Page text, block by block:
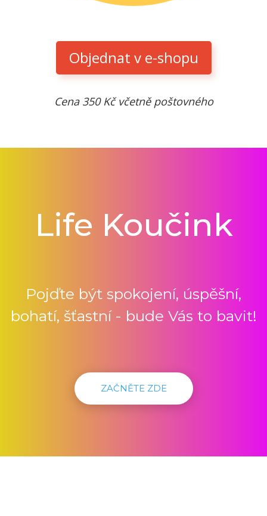
Objednat v e-shopu
Cena 350 Kč včetně poštovného
Life Koučink
Pojďte být spokojení, úspěšní,
bohatí, šťastní - bude Vás to bavit!
ZAČNĚTE ZDE